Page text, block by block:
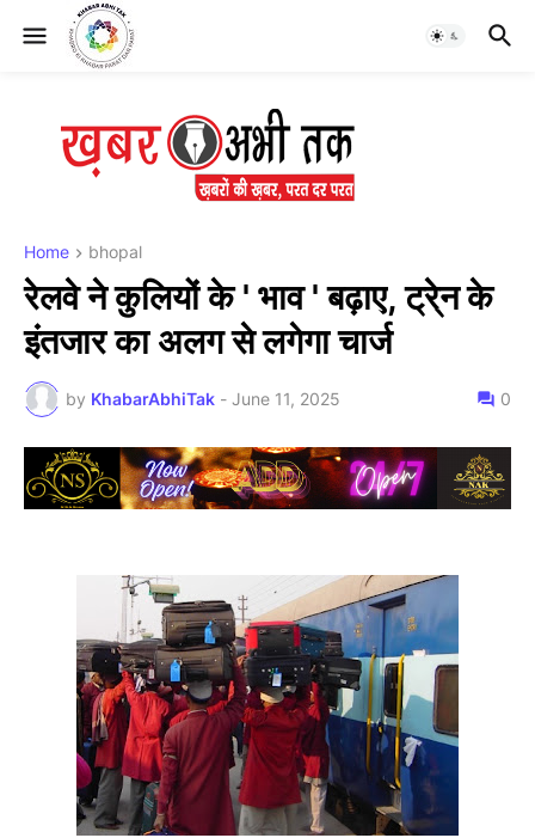
Home bhopal
रेलवे ने कुलियों के ' भाव ' बढ़ाए, ट्रे्न के
इंतजार का अलग से लगेगा चार्ज
by KhabarAbhiTak - June 11, 2025 0